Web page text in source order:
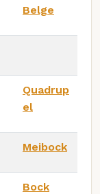
Belge
Quadrup
el
Meibock
Bock